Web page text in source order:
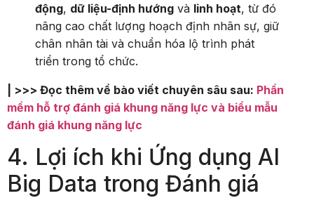
động, dữ liệu-định hướng và linh hoạt, từ đó
nâng cao chất lượng hoạch định nhân sự, giữ
chân nhân tài và chuẩn hóa lộ trình phát
triển trong tổ chức.
| >>> Đọc thêm về bào viết chuyên sâu sau: Phần
mềm hỗ trợ đánh giá khung năng lực và biểu mẫu
đánh giá khung năng lực
4. Lợi ích khi Ứng dụng AI
Big Data trong Đánh giá